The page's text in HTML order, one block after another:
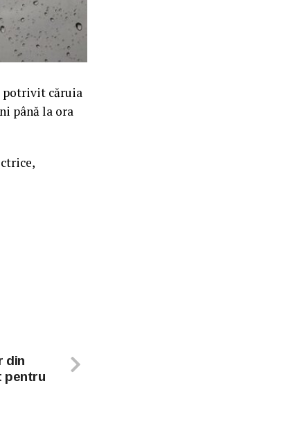
potrivit căruia
până la ora
din
pentru